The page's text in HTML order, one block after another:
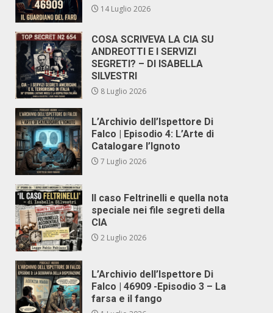
14 Luglio 2026
COSA SCRIVEVA LA CIA SU
ANDREOTTI E I SERVIZI
SEGRETI? – DI ISABELLA
SILVESTRI
8 Luglio 2026
L’Archivio dell’Ispettore Di
Falco | Episodio 4: L’Arte di
Catalogare l’Ignoto
7 Luglio 2026
Il caso Feltrinelli e quella nota
speciale nei file segreti della
CIA
2 Luglio 2026
L’Archivio dell’Ispettore Di
Falco | 46909 -Episodio 3 – La
farsa e il fango